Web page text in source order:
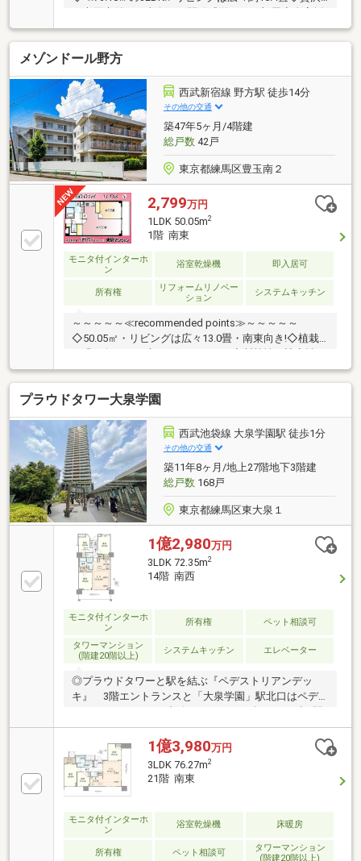
光設計で、どこにいても明るい空間です◇WIC・納
戸・床下収納完備で収納力豊富です◇「平和台駅」か
ら歩いて13分 移動便利な環境です◇ビッグエー徒歩
3分 コンビニも近くお買い物便利◇小学校徒歩5分
中学校も近くお子様の通学も快適◇城北中央公園も近
く自然豊かな住環境です◇大切な家族と一緒に暮らせ
るペット飼育可物件◇新耐震基準にしっかり適合した
安心の構造です～～～～～～～～～～～～～～～～～
～～～～～◆頭金0円から購入可!長期低金利50年ロー
ン!
メゾンドール野方
西武新宿線 野方駅 徒歩14分
その他の交通
築47年5ヶ月/4階建
総戸数42戸
東京都練馬区豊玉南２
2,799万円
1LDK 50.05m2
1階 南東
モニタ付インターホ
ン
浴室乾燥機 即入居可
所有権
リフォームリノベー
ション
システムキッチン
～～～～～≪recommended points≫～～～～～
◇50.05㎡・リビングは広々13.0畳・南東向き!◇植栽
優れた二重サッシ仕様!◇宅配ボックス完備で不在時の
配達物も安心!◇すぐ向かいに西友（24ｈ営業）があり
ます!◇西武新宿線「野方駅」まで徒歩14分です!◇西
武池袋線「練馬駅」も徒歩17分で利用可能!～～～～～
～～～～～～～～～～～～～～～～～◆頭金0円から
購入可!長期低金利50年ローン!◆提携銀行多数、住宅
ローンご相談下さい!◆車でまとめてご案内!自宅まで
送迎も可!◆年中無休!即日対応させていただきます!
プラウドタワー大泉学園
西武池袋線 大泉学園駅 徒歩1分
その他の交通
築11年8ヶ月/地上27階地下3階建
総戸数168戸
東京都練馬区東大泉１
1億2,980万円
3LDK 72.35m2
14階 南西
モニタ付インターホ
ン
所有権 ペット相談可
タワーマンション
(階建20階以上)
システムキッチン エレベーター
◎プラウドタワーと駅を結ぶ『ペデストリアンデッ
キ』 3階エントランスと「大泉学園」駅北口はペデ
へ。1階からはタクシープールやバス乗り場に アク
セスでき、電車以外の交通手段もスムーズに利用でき
ます。◎駅前再開発プロジェクトによる、 住宅・商
業・公益施設が一体となったタワーマンション◎【ウ
ォークインクローゼット】や納戸など収納スペース豊
節物も収納可。◎【ペット】飼育可能（規約制限有）
◎【オートロック、宅配ボックス】
1億3,980万円
3LDK 76.27m2
21階 南東
モニタ付インターホ
ン
浴室乾燥機 床暖房
所有権 ペット相談可
タワーマンション
(階建20階以上)